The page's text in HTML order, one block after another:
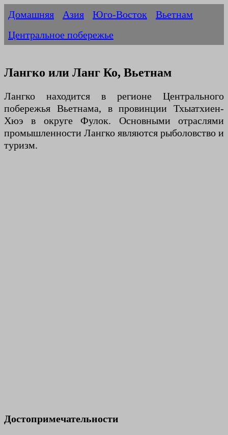
Домашняя Азия Юго-Восток
Вьетнам
Центральное побережье
Лангко или Ланг Ко, Вьетнам
Лангко находится в регионе Центрального
побережья Вьетнама, в провинции Тхыатхиен-
Хюэ в округе Фулок. Основными отраслями
промышленности Лангко являются рыболовство и
туризм.
Достопримечательности